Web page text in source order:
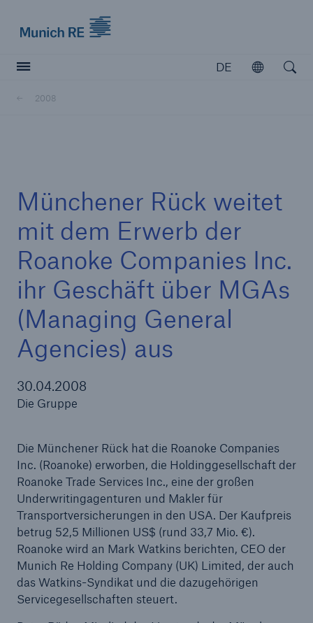
DE
Öffnen
2008
Münchener Rück weitet
mit dem Erwerb der
Roanoke Companies Inc.
ihr Geschäft über MGAs
(Managing General
Agencies) aus
30.04.2008
Die Gruppe
Die Münchener Rück hat die Roanoke Companies
Inc. (Roanoke) erworben, die Holdinggesellschaft der
Roanoke Trade Services Inc., eine der großen
Underwritingagenturen und Makler für
Transportversicherungen in den USA. Der Kaufpreis
betrug 52,5 Millionen US$ (rund 33,7 Mio. €).
Roanoke wird an Mark Watkins berichten, CEO der
Munich Re Holding Company (UK) Limited, der auch
das Watkins-Syndikat und die dazugehörigen
Servicegesellschaften steuert.
Tech Trend Radar 2026
Our expert perspective for insurance